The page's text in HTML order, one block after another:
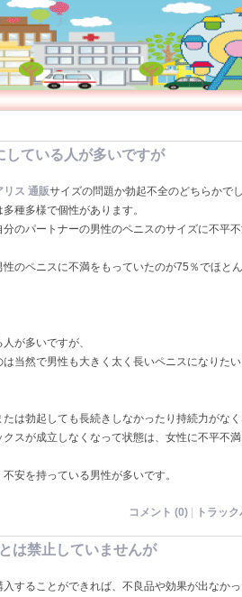
している人が多いですが
リス 通販サイズの問題か勃起不全のどちらかでし
種多様で個性があります。
のパートナーの男性のペニスのサイズに不平
のペニスに不満をもっていたのが75％でほと
が多いですが、
当然で男性も大きく太く長いペニスになりた
たは勃起しても長続きしなかったり持続力がなく
スが成立しなくなって状態は、女性に不平不
安を持っている男性が多いです。
コメント (0) トラッ
は禁止していませんが
することができれば、不良品や効果が出なか